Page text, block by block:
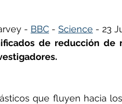
de carbono
- BBC - Science - 23
de reducción de
que fluyen hacia